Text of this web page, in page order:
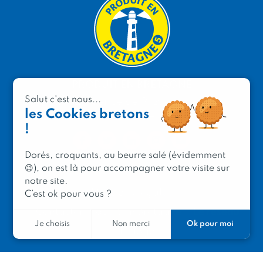
2 avenue de Provence
29200 Brest
Mentions légales
Contacter Produit en Bretagne
Le réseau
Salut c'est nous...
les Cookies bretons
!
Dorés, croquants, au beurre salé (évidemment
😉), on est là pour accompagner votre visite sur
notre site.
C’est ok pour vous ?
Je choisis Non merci Ok pour moi